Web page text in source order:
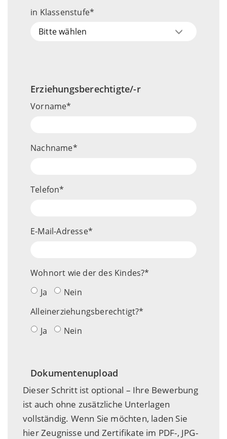
in Klassenstufe
Bitte wählen
Erziehungsberechtigte/-r
Vorname
Nachname
Telefon
E-Mail-Adresse
Wohnort wie der des Kindes?
Ja
Nein
Alleinerziehungsberechtigt?
Ja
Nein
Dokumentenupload
Dieser Schritt ist optional – Ihre Bewerbung
ist auch ohne zusätzliche Unterlagen
vollständig. Wenn Sie möchten, laden Sie
hier Zeugnisse und Zertifikate im PDF-, JPG-